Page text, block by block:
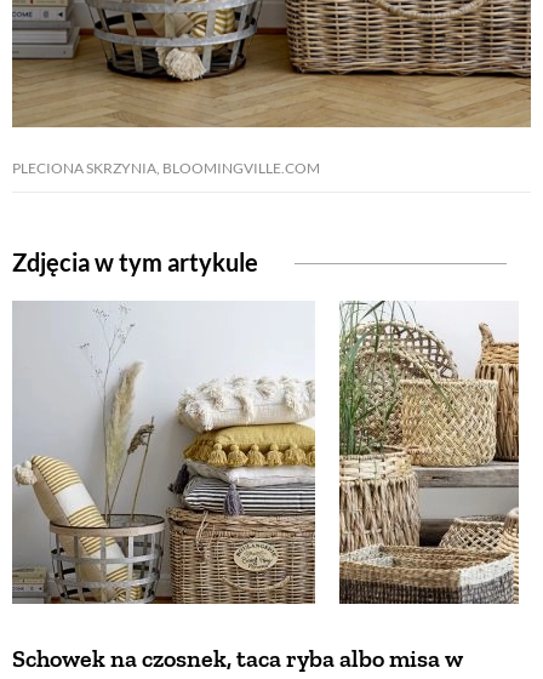
PLECIONA SKRZYNIA, BLOOMINGVILLE.COM
Zdjęcia w tym artykule
Schowek na czosnek, taca ryba albo misa w